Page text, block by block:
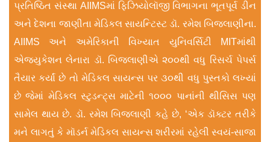
પ્રતિષ્ઠિત સંસ્થા AIIMSમાં ફિઝિયોલૉજી વિભાગના ભૂતપૂર્વ ડીન
અને દેશના જાણીતા મેડિકલ સાયન્ટિસ્ટ ડૉ. રમેશ બિજલાણીના.
AIIMS અને અમેરિકાની વિખ્યાત યુનિવર્સિટી MITમાંથી
એજ્યુકેશન લેનારા ડૉ. બિજલાણીએ ૨૦૦થી વધુ રિસર્ચ પેપર્સ
તૈયાર કર્યાં છે તો મેડિકલ સાયન્સ પર ૩૦થી વધુ પુસ્તકો લખ્યાં
છે જેમાં મેડિકલ સ્ટુડન્ટ્સ માટેની ૧૦૦૦ પાનાંની થીસિસ પણ
સામેલ થાય છે. ડૉ. રમેશ બિજલાણી કહે છે, ‘એક ડૉક્ટર તરીકે
મને લાગતું કે મૉડર્ન મેડિકલ સાયન્સ શરીરમાં રહેલી સ્વયં-સાજા